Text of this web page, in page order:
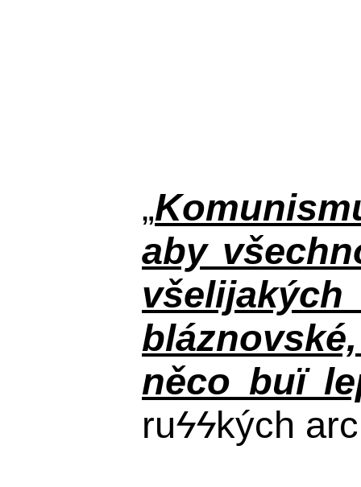
„
aby
něco buï
ruϟϟkých